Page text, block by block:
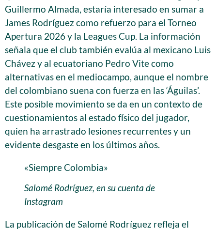
Guillermo Almada, estaría interesado en sumar a
James Rodríguez como refuerzo para el Torneo
Apertura 2026 y la Leagues Cup. La información
señala que el club también evalúa al mexicano Luis
Chávez y al ecuatoriano Pedro Vite como
alternativas en el mediocampo, aunque el nombre
del colombiano suena con fuerza en las ‘Águilas’.
Este posible movimiento se da en un contexto de
cuestionamientos al estado físico del jugador,
quien ha arrastrado lesiones recurrentes y un
evidente desgaste en los últimos años.
«Siempre Colombia»
Salomé Rodríguez, en su cuenta de
Instagram
La publicación de Salomé Rodríguez refleja el